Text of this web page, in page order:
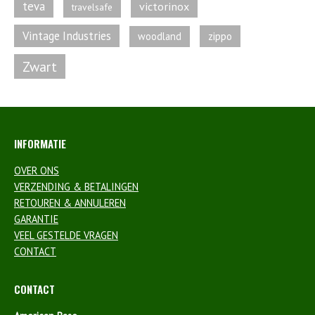
teva travelsafe victorinox
Vintage Industries woodland zippo
Zwart
INFORMATIE
OVER ONS
VERZENDING & BETALINGEN
RETOUREN & ANNULEREN
GARANTIE
VEEL GESTELDE VRAGEN
CONTACT
CONTACT